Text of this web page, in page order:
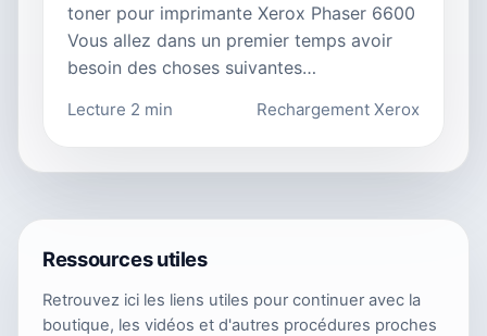
toner pour imprimante Xerox Phaser 6600
Vous allez dans un premier temps avoir
besoin des choses suivantes…
Lecture 2 min Rechargement Xerox
Ressources utiles
Retrouvez ici les liens utiles pour continuer avec la
boutique, les vidéos et d'autres procédures proches